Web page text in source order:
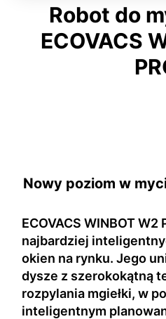
Robot do
ECOVACS
Nowy poziom w
ECOVACS WINBOT W2
najbardziej
okien na rynku. Jego
dysze z szerokokątną
rozpylania mgiełki, w
inteligentnym